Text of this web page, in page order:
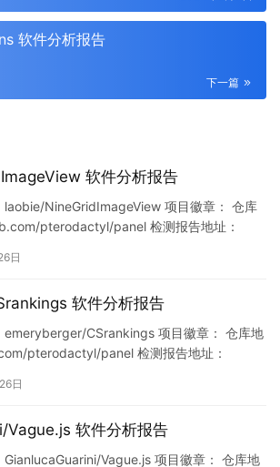
软件分析报告
下一篇
软件分析报告
laobie/NineGridImageView 项目徽章： 仓库
pterodactyl/panel 检测报告地址：
此报告由Murph…
日
软件分析报告
emeryberger/CSrankings 项目徽章： 仓库地
pterodactyl/panel 检测报告地址：
此报告由Murphys…
日
Vague.js 软件分析报告
GianlucaGuarini/Vague.js 项目徽章： 仓库地